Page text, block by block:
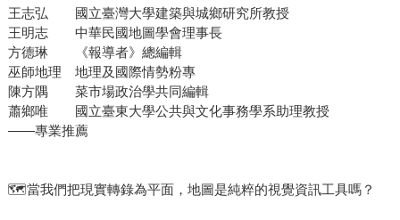
王志弘 國立臺灣大學建築與城鄉研究所教授
王明志 中華民國地圖學會理事長
方德琳 《報導者》總編輯
巫師地理 地理及國際情勢粉專
陳方隅 菜市場政治學共同編輯
蕭鄉唯 國立臺東大學公共與文化事務學系助理教授
——專業推薦
🗺️當我們把現實轉錄為平面，地圖是純粹的視覺資訊工具嗎？